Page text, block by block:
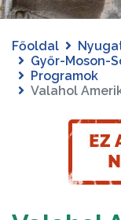
Főoldal
Győr-Moson-
Programok
Valahol